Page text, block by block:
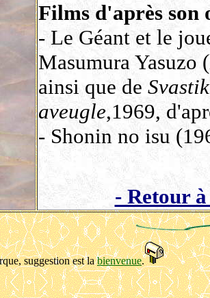
Films d'après son
- Le Géant et le
Masumura Yasuzo
ainsi que de
aveugle,1969,
- Shonin no isu
- Retour
suggestion est labienvenue.